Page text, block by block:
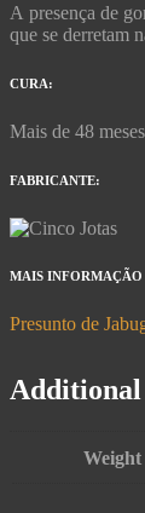
A presença de
que se derretam
CURA:
Mais de 48 meses
FABRICANTE:
MAIS INFORMAÇÃO
Presunto de
Weight